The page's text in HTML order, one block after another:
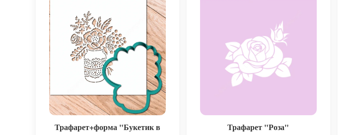
Трафарет+форма "Букетик в
Трафарет "Роза"